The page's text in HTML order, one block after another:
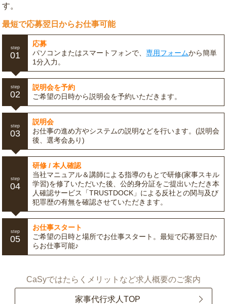
す。
最短で応募翌日からお仕事可能
step
01
応募
パソコンまたはスマートフォンで、専用フォームから簡単
1分入力。
step
02
説明会を予約
ご希望の日時から説明会を予約いただきます。
step
03
説明会
お仕事の進め方やシステムの説明などを行います。(説明会
後、選考会あり)
step
04
研修 / 本人確認
当社マニュアル＆講師による指導のもとで研修(家事スキル
学習)を修了いただいた後、公的身分証をご提出いただき本
人確認サービス「TRUSTDOCK」による反社との関与及び
犯罪歴の有無を確認させていただきます。
step
05
お仕事スタート
ご希望の日時と場所でお仕事スタート。最短で応募翌日か
らお仕事可能♪
CaSyではたらくメリットなど求人概要のご案内
家事代行求人TOP